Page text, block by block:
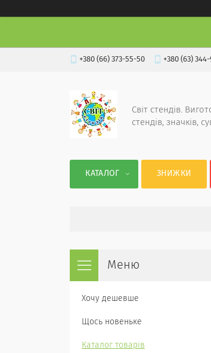
+380 (66) 373-55-50 +380 (63)
Світ стендів.
стендів, значків,
КАТАЛОГ ЗНИЖКИ
Хочу дешевше
Щось новеньке
Каталог товарів